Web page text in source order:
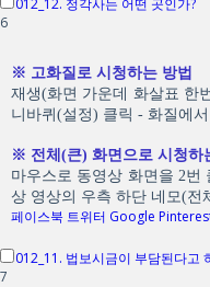
6
012_12. 정각사는 어떤 곳인가?
※ 고화질로 시청하는 방법
재생(화면 가운데 화살표 한
니바퀴(설정) 클릭 - 화질에서
※ 전체(큰) 화면으로 시청하
마우스로 동영상 화면을 2번
상 영상의 우측 하단 네모(전
페이스북 트위터 Google
7
012_11. 법보시금이 부담된다고